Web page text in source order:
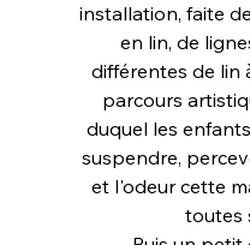
installation, faite
en lin, de
différentes de lin
parcours
duquel les
suspendre,
et l'odeur cette
toutes